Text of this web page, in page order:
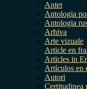
Antet
Antologia
Antologia
Arhiva
Arte vizuale
Article en
Articles in
Artículos en
Autori
Certitudinea